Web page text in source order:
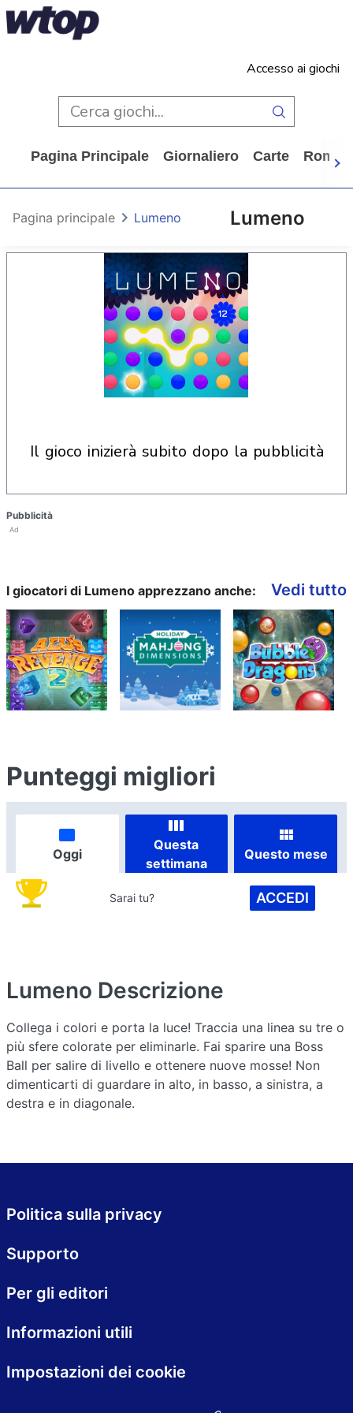
Accesso ai giochi
Pagina Principale Giornaliero Carte
Lumeno
Pagina principale Lumeno
il gioco inizierà subito dopo la pubblicità
Pubblicità
Ad
I giocatori di Lumeno apprezzano anche: Vedi tutto
Punteggi migliori
Oggi
Questa
settimana
Questo mese
Sarai tu? ACCEDI
Lumeno Descrizione
Collega i colori e porta la luce! Traccia una linea su tre o
più sfere colorate per eliminarle. Fai sparire una Boss
Ball per salire di livello e ottenere nuove mosse! Non
dimenticarti di guardare in alto, in basso, a sinistra, a
destra e in diagonale.
Politica sulla privacy
Supporto
Per gli editori
Informazioni utili
Impostazioni dei cookie